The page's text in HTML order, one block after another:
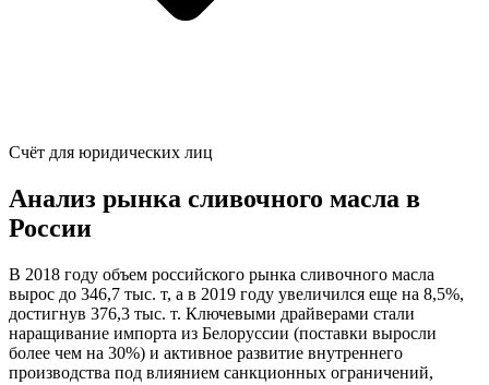
Счёт для юридических лиц
Анализ рынка сливочного масла в
России
В 2018 году объем российского рынка сливочного масла
вырос до 346,7 тыс. т, а в 2019 году увеличился еще на 8,5%,
достигнув 376,3 тыс. т. Ключевыми драйверами стали
наращивание импорта из Белоруссии (поставки выросли
более чем на 30%) и активное развитие внутреннего
производства под влиянием санкционных ограничений,